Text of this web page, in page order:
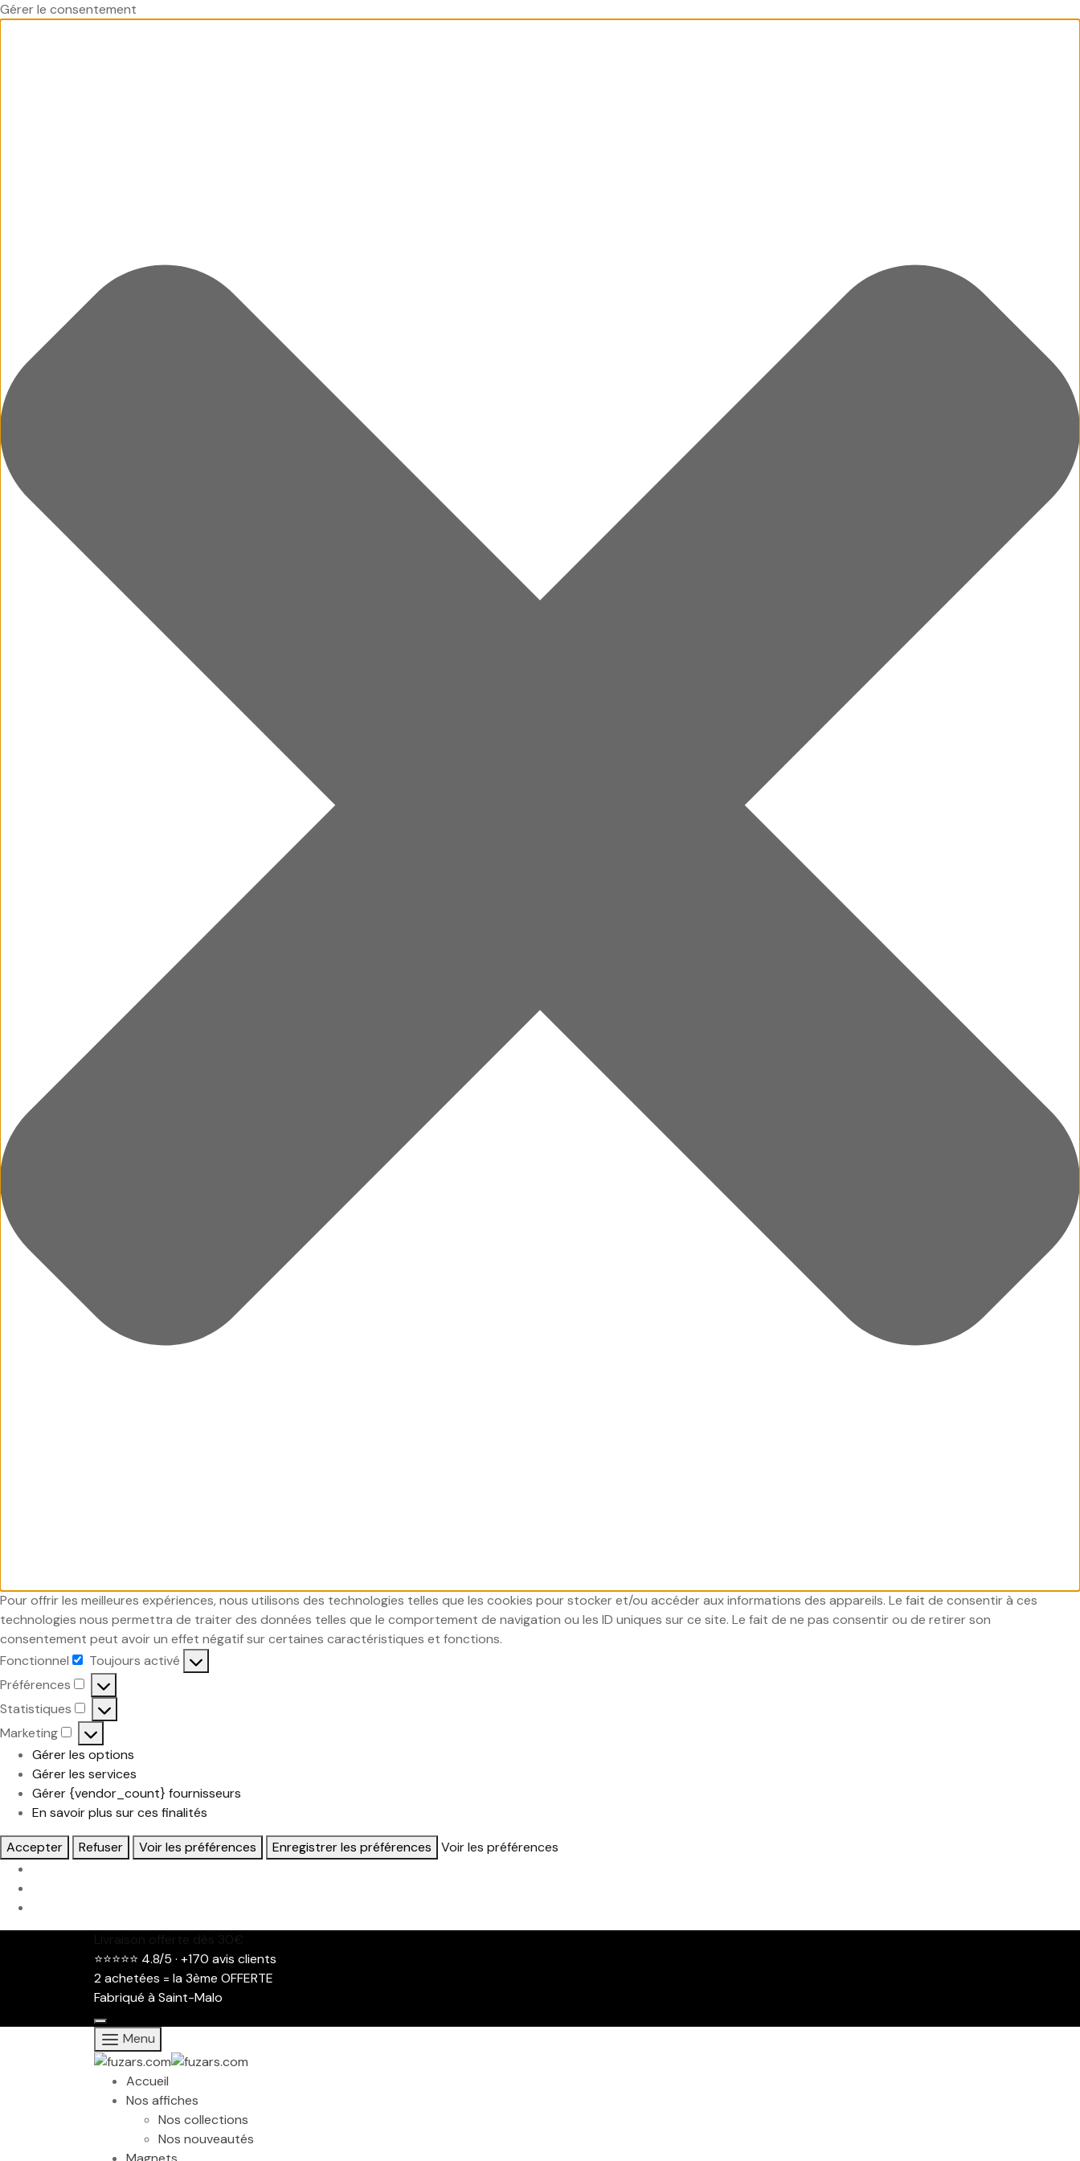
Gérer le consentement
Pour offrir les meilleures expériences, nous utilisons des technologies telles que les cookies pour stocker et/ou accéder aux informations des appareils. Le fait de consentir à ces
technologies nous permettra de traiter des données telles que le comportement de navigation ou les ID uniques sur ce site. Le fait de ne pas consentir ou de retirer son
consentement peut avoir un effet négatif sur certaines caractéristiques et fonctions.
Fonctionnel
Fonctionnel
Toujours activé
Préférences
Préférences
Statistiques
Statistiques
Marketing
Marketing
Gérer les options
Gérer les services
Gérer {vendor_count} fournisseurs
En savoir plus sur ces finalités
Accepter Refuser Voir les préférences Enregistrer les préférences Voir les préférences
⭐⭐⭐⭐⭐ 4.8/5 · +170 avis clients
2 achetées = la 3ème OFFERTE
Fabriqué à Saint-Malo
Menu
Accueil
Nos affiches
Nos collections
Nos nouveautés